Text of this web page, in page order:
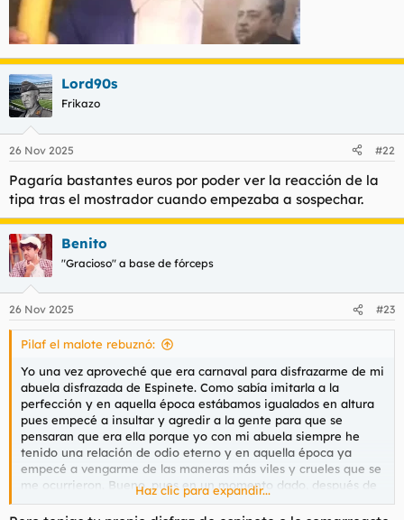
Lord90s
Frikazo
26 Nov 2025 #22
Pagaría bastantes euros por poder ver la reacción de la
tipa tras el mostrador cuando empezaba a sospechar.
Benito
"Gracioso" a base de fórceps
26 Nov 2025 #23
Pilaf el malote rebuznó:
Yo una vez aproveché que era carnaval para disfrazarme de mi
abuela disfrazada de Espinete. Como sabía imitarla a la
perfección y en aquella época estábamos igualados en altura
pues empecé a insultar y agredir a la gente para que se
pensaran que era ella porque yo con mi abuela siempre he
tenido una relación de odio eterno y en aquella época ya
empecé a vengarme de las maneras más viles y crueles que se
me ocurrieron. Bueno, pues en un momento dado, después de
haber puesto a parir a todas sus amigas y de haberlas
Haz clic para expandir...